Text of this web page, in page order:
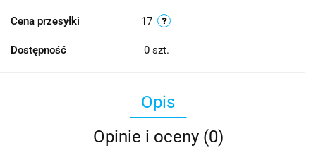
Cena przesyłki 17
Dostępność 0 szt.
Opis
Opinie i oceny (0)